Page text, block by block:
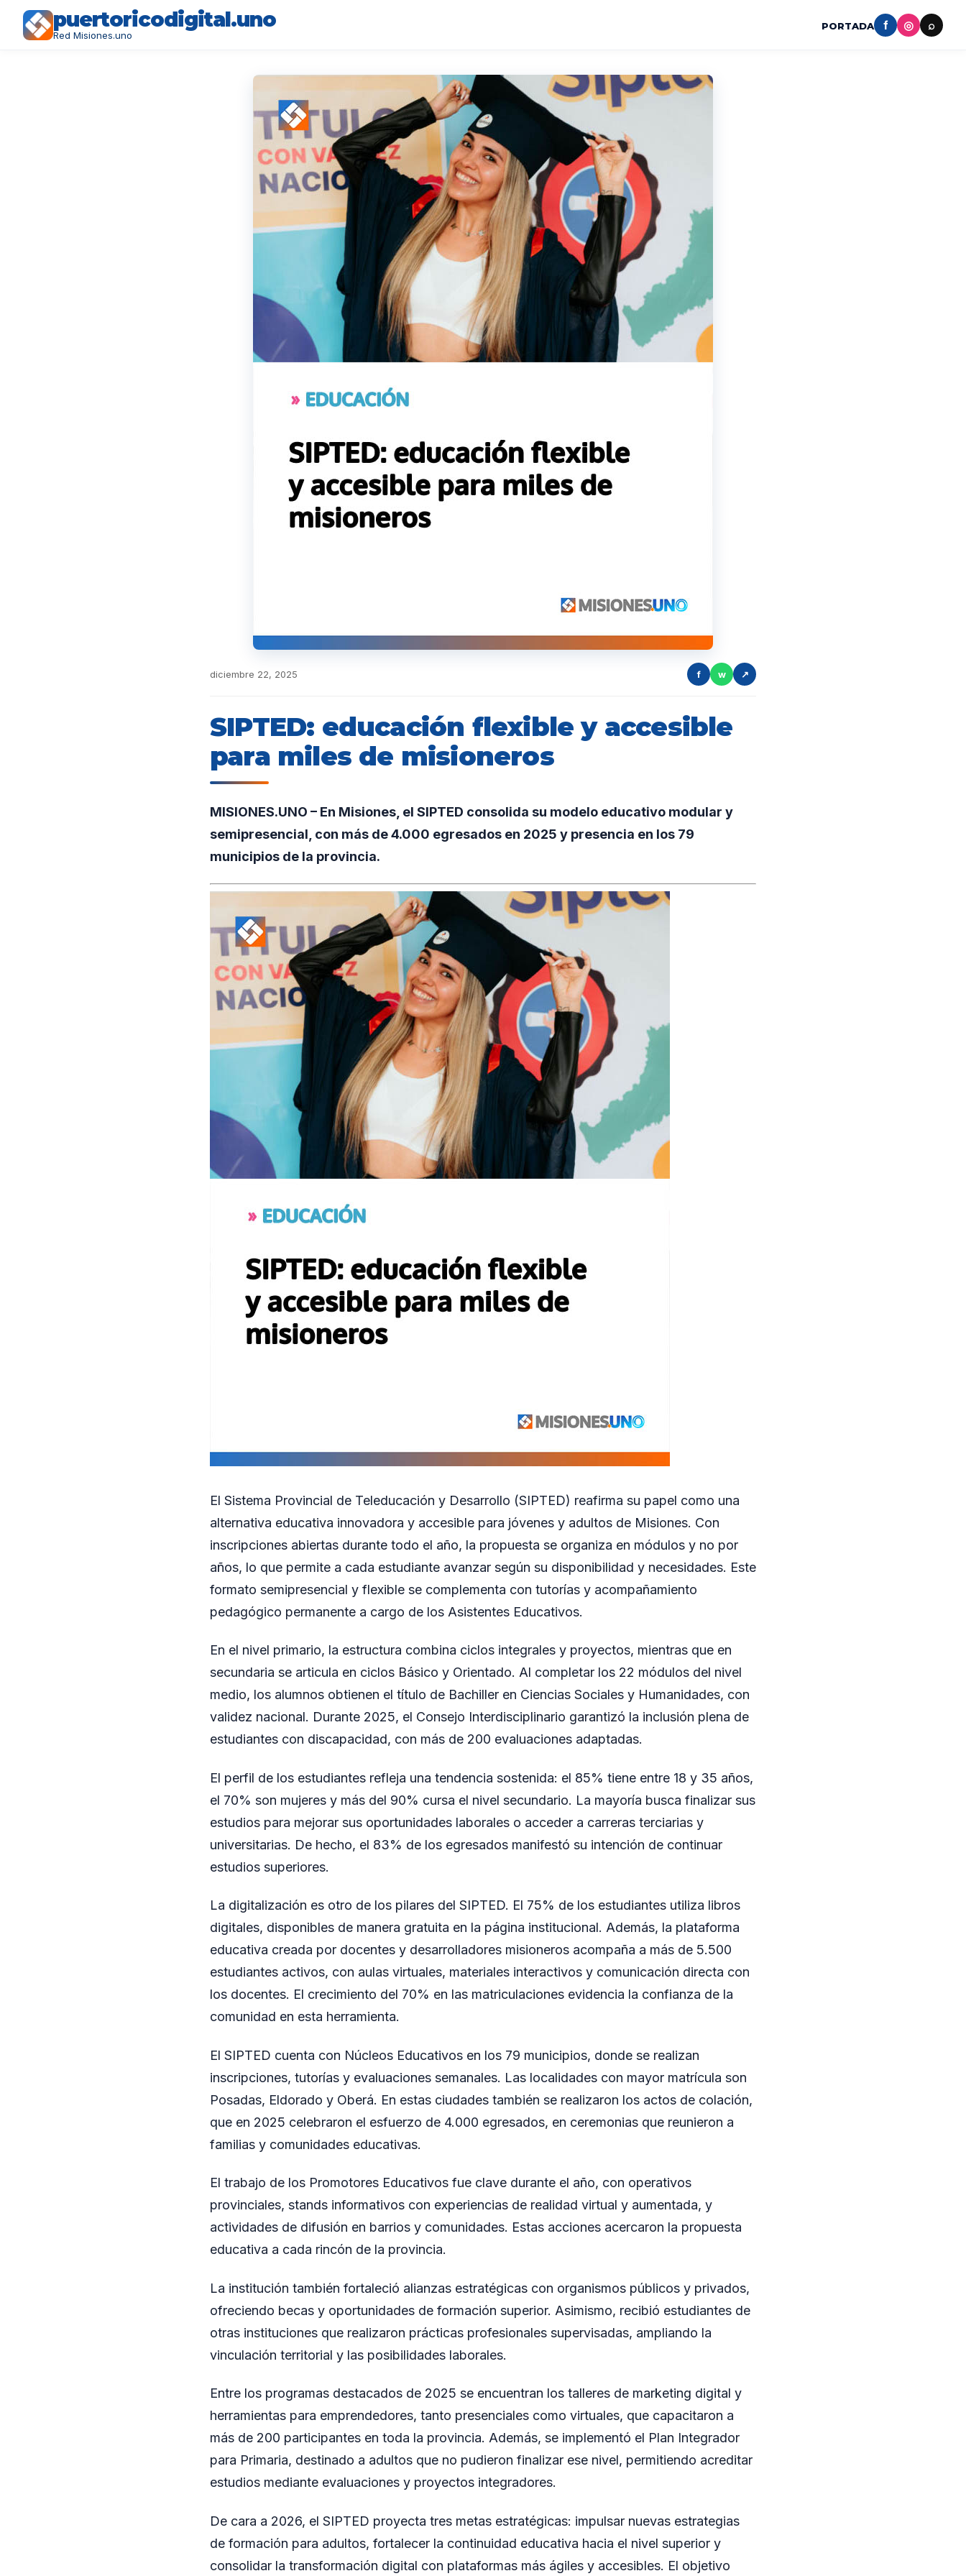
puertoricodigital.uno
Red Misiones.uno
PORTADA f ◎ ⌕
diciembre 22, 2025 f w ↗
SIPTED: educación flexible y accesible
para miles de misioneros
MISIONES.UNO – En Misiones, el SIPTED consolida su modelo educativo modular y
semipresencial, con más de 4.000 egresados en 2025 y presencia en los 79
municipios de la provincia.
El Sistema Provincial de Teleducación y Desarrollo (SIPTED) reafirma su papel como una
alternativa educativa innovadora y accesible para jóvenes y adultos de Misiones. Con
inscripciones abiertas durante todo el año, la propuesta se organiza en módulos y no por
años, lo que permite a cada estudiante avanzar según su disponibilidad y necesidades. Este
formato semipresencial y flexible se complementa con tutorías y acompañamiento
pedagógico permanente a cargo de los Asistentes Educativos.
En el nivel primario, la estructura combina ciclos integrales y proyectos, mientras que en
secundaria se articula en ciclos Básico y Orientado. Al completar los 22 módulos del nivel
medio, los alumnos obtienen el título de Bachiller en Ciencias Sociales y Humanidades, con
validez nacional. Durante 2025, el Consejo Interdisciplinario garantizó la inclusión plena de
estudiantes con discapacidad, con más de 200 evaluaciones adaptadas.
El perfil de los estudiantes refleja una tendencia sostenida: el 85% tiene entre 18 y 35 años,
el 70% son mujeres y más del 90% cursa el nivel secundario. La mayoría busca finalizar sus
estudios para mejorar sus oportunidades laborales o acceder a carreras terciarias y
universitarias. De hecho, el 83% de los egresados manifestó su intención de continuar
estudios superiores.
La digitalización es otro de los pilares del SIPTED. El 75% de los estudiantes utiliza libros
digitales, disponibles de manera gratuita en la página institucional. Además, la plataforma
educativa creada por docentes y desarrolladores misioneros acompaña a más de 5.500
estudiantes activos, con aulas virtuales, materiales interactivos y comunicación directa con
los docentes. El crecimiento del 70% en las matriculaciones evidencia la confianza de la
comunidad en esta herramienta.
El SIPTED cuenta con Núcleos Educativos en los 79 municipios, donde se realizan
inscripciones, tutorías y evaluaciones semanales. Las localidades con mayor matrícula son
Posadas, Eldorado y Oberá. En estas ciudades también se realizaron los actos de colación,
que en 2025 celebraron el esfuerzo de 4.000 egresados, en ceremonias que reunieron a
familias y comunidades educativas.
El trabajo de los Promotores Educativos fue clave durante el año, con operativos
provinciales, stands informativos con experiencias de realidad virtual y aumentada, y
actividades de difusión en barrios y comunidades. Estas acciones acercaron la propuesta
educativa a cada rincón de la provincia.
La institución también fortaleció alianzas estratégicas con organismos públicos y privados,
ofreciendo becas y oportunidades de formación superior. Asimismo, recibió estudiantes de
otras instituciones que realizaron prácticas profesionales supervisadas, ampliando la
vinculación territorial y las posibilidades laborales.
Entre los programas destacados de 2025 se encuentran los talleres de marketing digital y
herramientas para emprendedores, tanto presenciales como virtuales, que capacitaron a
más de 200 participantes en toda la provincia. Además, se implementó el Plan Integrador
para Primaria, destinado a adultos que no pudieron finalizar ese nivel, permitiendo acreditar
estudios mediante evaluaciones y proyectos integradores.
De cara a 2026, el SIPTED proyecta tres metas estratégicas: impulsar nuevas estrategias
de formación para adultos, fortalecer la continuidad educativa hacia el nivel superior y
consolidar la transformación digital con plataformas más ágiles y accesibles. El objetivo